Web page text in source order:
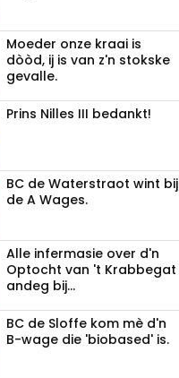
Moeder onze kraai is
dòòd, ij is van z'n stokske
gevalle.
Prins Nilles III bedankt!
BC de Waterstraot wint bij
de A Wages.
Alle infermasie over d'n
Optocht van 't Krabbegat
andeg bij...
BC de Sloffe kom mè d'n
B-wage die 'biobased' is.